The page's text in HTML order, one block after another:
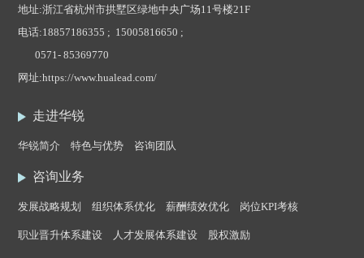
走进华锐
华锐简介 特色与优势 咨询团队
咨询业务
发展战略规划 组织体系优化 薪酬绩效优化 岗位KPI考核
职业晋升体系建设 人才发展体系建设 股权激励
地址:浙江省杭州市拱墅区绿地中央广场11号楼21F
电话:18857186355 ; 15005816650 ;
0571- 85369770
网址:https://www.hualead.com/